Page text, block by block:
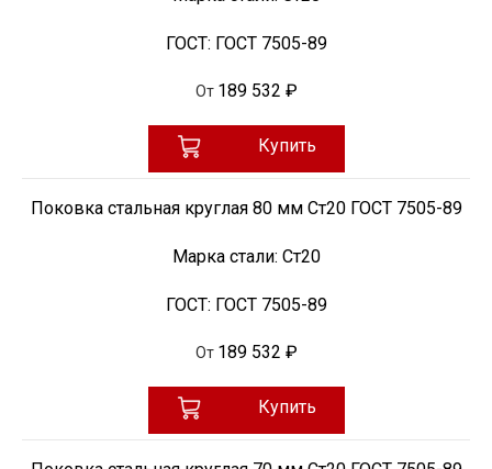
ГОСТ: ГОСТ 7505-89
От 189 532 ₽
Купить
Поковка стальная круглая 80 мм Ст20 ГОСТ 7505-89
Марка стали: Ст20
ГОСТ: ГОСТ 7505-89
От 189 532 ₽
Купить